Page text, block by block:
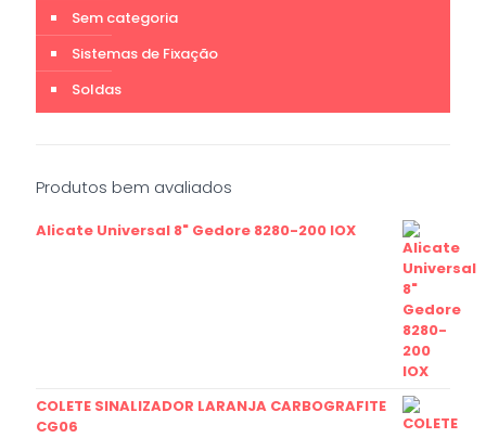
Sem categoria
Sistemas de Fixação
Soldas
Produtos bem avaliados
Alicate Universal 8" Gedore 8280-200 IOX
COLETE SINALIZADOR LARANJA CARBOGRAFITE
CG06